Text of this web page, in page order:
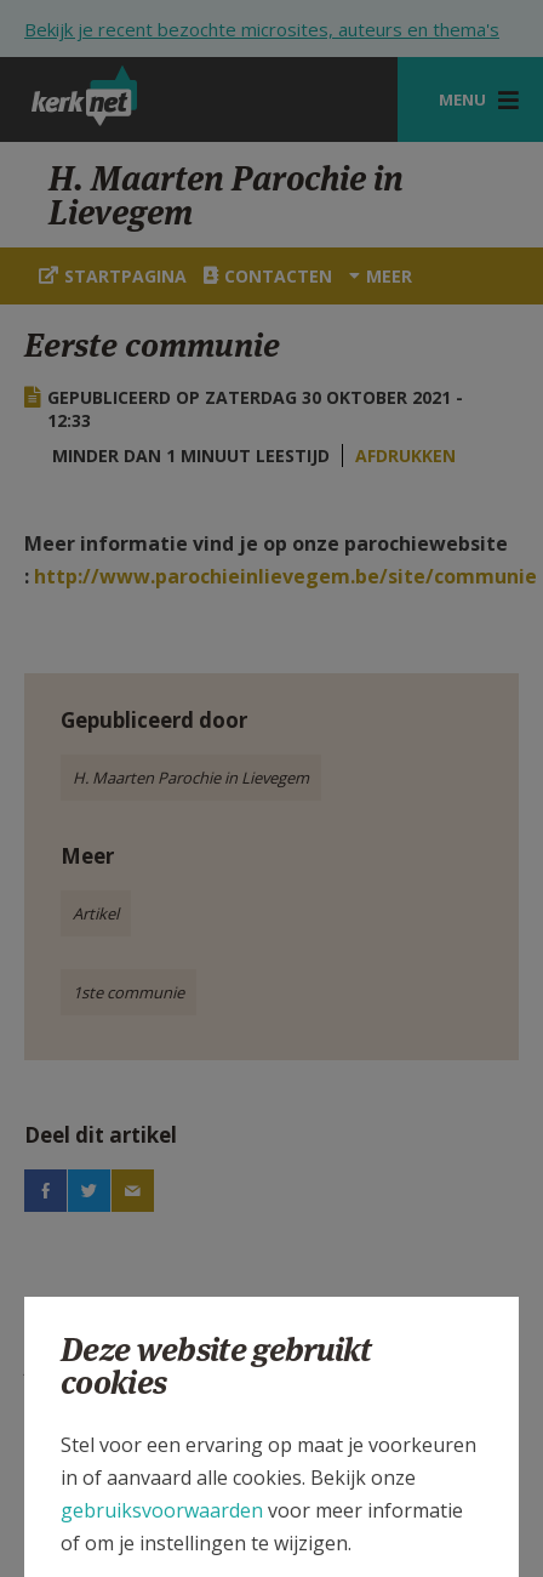
Bekijk je recent bezochte microsites, auteurs en thema's
MENU
STARTPAGINA
KERK
VIERINGEN
HULP
STARTPAGINA PORTAAL
AANMELDEN OF REGISTREREN
H. Maarten Parochie in
Lievegem
STARTPAGINA CONTACTEN MEER
Eerste communie
GEPUBLICEERD OP ZATERDAG 30 OKTOBER 2021 -
12:33
MINDER DAN 1 MINUUT LEESTIJD
AFDRUKKEN
Meer informatie vind je op onze parochiewebsite
: http://www.parochieinlievegem.be/site/communie
Gepubliceerd door
H. Maarten Parochie in Lievegem
Meer
Artikel
1ste communie
Deel dit artikel
Lees meer
Deze website gebruikt
cookies
Stel voor een ervaring op maat je voorkeuren
in of aanvaard alle cookies. Bekijk onze
gebruiksvoorwaarden voor meer informatie
of om je instellingen te wijzigen.